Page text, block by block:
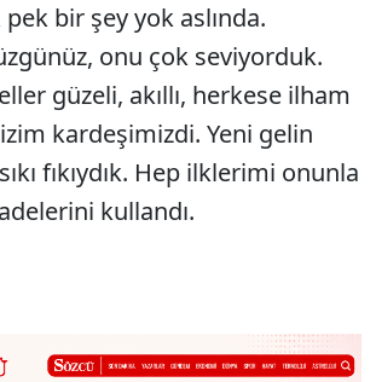
bir şey yok aslında.
onu çok seviyorduk.
güzeli, akıllı, herkese ilham
kardeşimizdi. Yeni gelin
fıkıydık. Hep ilklerimi onunla
kullandı.